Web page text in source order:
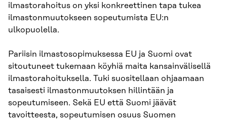
ilmastorahoitus on yksi konkreettinen tapa tukea
ilmastonmuutokseen sopeutumista EU:n
ulkopuolella.
Pariisin ilmastosopimuksessa EU ja Suomi ovat
sitoutuneet tukemaan köyhiä maita kansainvälisellä
ilmastorahoituksella. Tuki suositellaan ohjaamaan
tasaisesti ilmastonmuutoksen hillintään ja
sopeutumiseen. Sekä EU että Suomi jäävät
tavoitteesta, sopeutumisen osuus Suomen